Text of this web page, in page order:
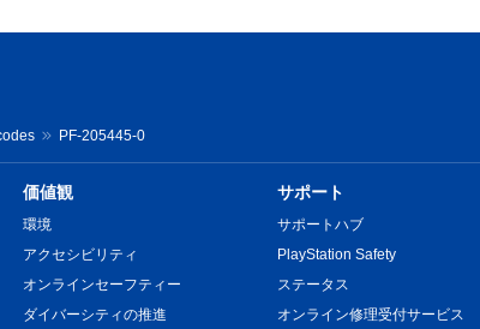
PF-205445-0
価値観
環境
アクセシビリティ
オンラインセーフティー
ダイバーシティの推進
サポート
サポートハブ
PlayStation Safety
ステータス
オンライン修理受付サービス